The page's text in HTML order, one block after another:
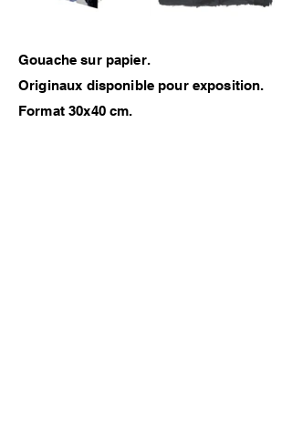
Gouache sur papier.
Originaux disponible pour exposition.
Format 30x40 cm.